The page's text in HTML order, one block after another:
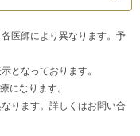
医師により異なります。予
となっております。
になります。
ります。詳しくはお問い合